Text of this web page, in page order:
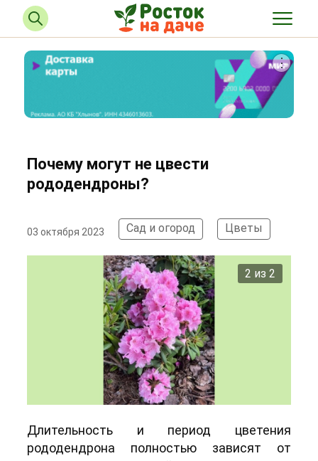
Почему могут не цвести
рододендроны?
03 октября 2023 Сад и огород Цветы
2 из 2
Длительность и период цветения
рододендрона полностью зависят от